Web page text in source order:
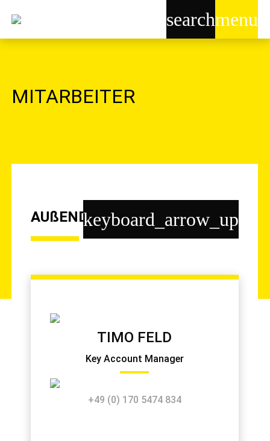
searchmenu
MITARBEITER
AUßENDIENSTkeyboard_arrow_up
TIMO FELD
Key Account Manager
+49 (0) 170 5474 834